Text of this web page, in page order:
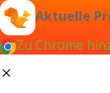
Aktuelle
Zu Chrome